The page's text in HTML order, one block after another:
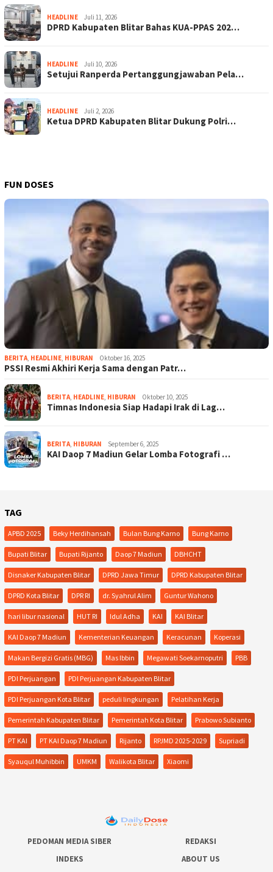
HEADLINE Juli 11, 2026
DPRD Kabupaten Blitar Bahas KUA-PPAS 202…
HEADLINE Juli 10, 2026
Setujui Ranperda Pertanggungjawaban Pela…
HEADLINE Juli 2, 2026
Ketua DPRD Kabupaten Blitar Dukung Polri…
FUN DOSES
BERITA, HEADLINE, HIBURAN Oktober 16, 2025
PSSI Resmi Akhiri Kerja Sama dengan Patr…
BERITA, HEADLINE, HIBURAN Oktober 10, 2025
Timnas Indonesia Siap Hadapi Irak di Lag…
BERITA, HIBURAN September 6, 2025
KAI Daop 7 Madiun Gelar Lomba Fotografi …
TAG
APBD 2025 Beky Herdihansah Bulan Bung Karno Bung Karno
Bupati Blitar Bupati Rijanto Daop 7 Madiun DBHCHT
Disnaker Kabupaten Blitar DPRD Jawa Timur DPRD Kabupaten Blitar
DPRD Kota Blitar DPR RI dr. Syahrul Alim Guntur Wahono
hari libur nasional HUT RI Idul Adha KAI KAI Blitar
KAI Daop 7 Madiun Kementerian Keuangan Keracunan Koperasi
Makan Bergizi Gratis (MBG) Mas Ibbin Megawati Soekarnoputri PBB
PDI Perjuangan PDI Perjuangan Kabupaten Blitar
PDI Perjuangan Kota Blitar peduli lingkungan Pelatihan Kerja
Pemerintah Kabupaten Blitar Pemerintah Kota Blitar Prabowo Subianto
PT KAI PT KAI Daop 7 Madiun Rijanto RPJMD 2025-2029 Supriadi
Syauqul Muhibbin UMKM Walikota Blitar Xiaomi
PEDOMAN MEDIA SIBER
REDAKSI
INDEKS
ABOUT US